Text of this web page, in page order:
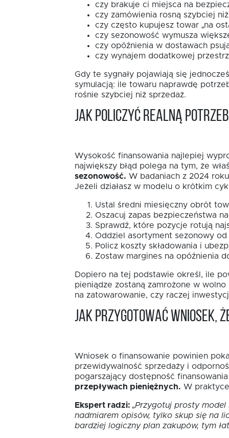
czy brakuje ci miejsca na
czy zamówienia rosną szybciej
czy często kupujesz towar „na
czy sezonowość wymusza
czy opóźnienia w dostawach
czy wynajem dodatkowej
Gdy te sygnały pojawiają się
symulacją: ile towaru naprawdę
rośnie szybciej niż sprzedaż.
Jak policzyć realną
Wysokość finansowania najlepiej
największy błąd polega na tym, że
sezonowość. W badaniach z 2024
Jeżeli działasz w modelu o krótkim
Ustal średni miesięczny obrót
Oszacuj zapas bezpieczeństwa
Sprawdź, które pozycje rotują
Oddziel asortyment sezonowy od
Policz koszty składowania i
Zostaw margines na opóźnienia
Dopiero na tej podstawie określ, ile
pieniądze zostaną zamrożone w
na zatowarowanie, czy raczej
Jak przygotować wniosek,
Wniosek o finansowanie powinien
przewidywalność sprzedaży i
pogarszający dostępność
przepływach pieniężnych. W
Ekspert radzi: „Przygotuj prosty
nadmiarem opisów, tylko skup się na
bardziej logiczny plan zakupów, tym